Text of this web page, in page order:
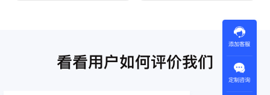
看看用户如何评价我们
添加客服
定制咨询